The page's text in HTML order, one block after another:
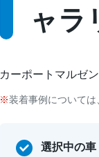
ャラ
カーポートマルゼ
装着事例については
選択中の車